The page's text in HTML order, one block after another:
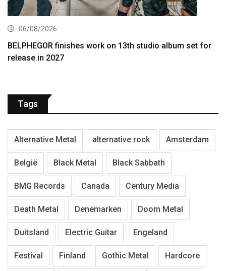
06/08/2026
BELPHEGOR finishes work on 13th studio album set for
release in 2027
Tags
Alternative Metal alternative rock Amsterdam
België Black Metal Black Sabbath
BMG Records Canada Century Media
Death Metal Denemarken Doom Metal
Duitsland Electric Guitar Engeland
Festival Finland Gothic Metal Hardcore